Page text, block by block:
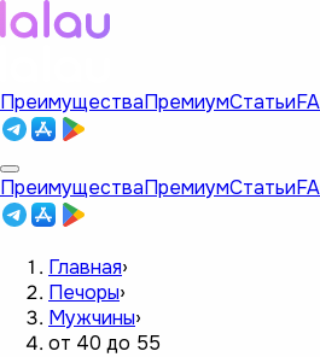
ПреимуществаПремиумСтатьи
ПреимуществаПремиумСтатьи
Главная›
Печоры›
Мужчины›
от 40 до 55